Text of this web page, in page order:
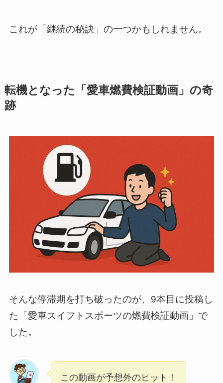
これが「継続の秘訣」の一つかもしれません。
転機となった「愛車燃費検証動画」の奇
跡
そんな停滞期を打ち破ったのが、9本目に投稿し
た「愛車スイフトスポーツの燃費検証動画」で
した。
この動画が予想外のヒット！